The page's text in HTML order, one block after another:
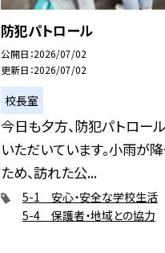
防犯パトロール
公開日 2026/07/02
更新日 2026/07/02
校長室
今日も夕方、防犯パトロー
いただいています。小雨が
ため、訪れた公...
5-1 安心・安全な学校生活
5-4 保護者・地域との協力